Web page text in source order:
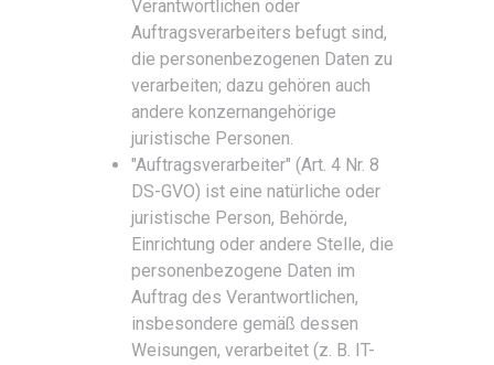
Verantwortlichen oder
Auftragsverarbeiters befugt sind,
die personenbezogenen Daten zu
verarbeiten; dazu gehören auch
andere konzernangehörige
juristische Personen.
"Auftragsverarbeiter" (Art. 4 Nr. 8
DS-GVO) ist eine natürliche oder
juristische Person, Behörde,
Einrichtung oder andere Stelle, die
personenbezogene Daten im
Auftrag des Verantwortlichen,
insbesondere gemäß dessen
Weisungen, verarbeitet (z. B. IT-